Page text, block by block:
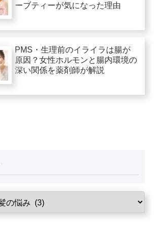
ーブティーが気になった理由
PMS・生理前のイライラは腸が
原因？女性ホルモンと腸内環境の
深い関係を薬剤師が解説